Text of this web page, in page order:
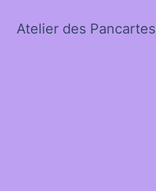
Atelier des Pancartes